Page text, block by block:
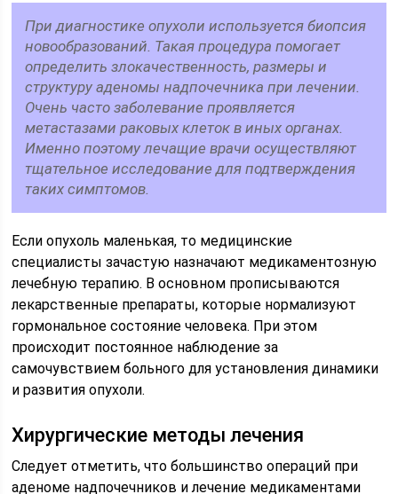
При диагностике опухоли используется биопсия
новообразований. Такая процедура помогает
определить злокачественность, размеры и
структуру аденомы надпочечника при лечении.
Очень часто заболевание проявляется
метастазами раковых клеток в иных органах.
Именно поэтому лечащие врачи осуществляют
тщательное исследование для подтверждения
таких симптомов.
Если опухоль маленькая, то медицинские
специалисты зачастую назначают медикаментозную
лечебную терапию. В основном прописываются
лекарственные препараты, которые нормализуют
гормональное состояние человека. При этом
происходит постоянное наблюдение за
самочувствием больного для установления динамики
и развития опухоли.
Хирургические методы лечения
Следует отметить, что большинство операций при
аденоме надпочечников и лечение медикаментами